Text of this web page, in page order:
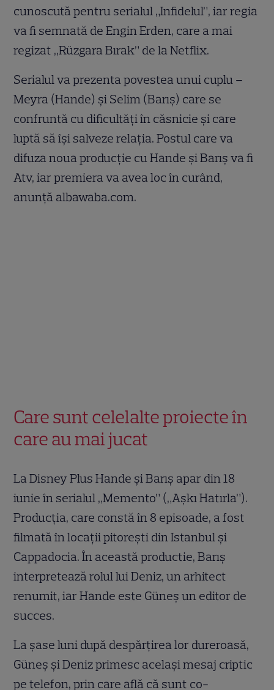
cunoscută pentru serialul „Infidelul”, iar regia
va fi semnată de Engin Erden, care a mai
regizat „Rüzgara Bırak” de la Netflix.
Serialul va prezenta povestea unui cuplu –
Meyra (Hande) și Selim (Barış) care se
confruntă cu dificultăți în căsnicie și care
luptă să își salveze relația. Postul care va
difuza noua producție cu Hande și Barış va fi
Atv, iar premiera va avea loc în curând,
anunță albawaba.com.
Care sunt celelalte proiecte în
care au mai jucat
La Disney Plus Hande și Barış apar din 18
iunie în serialul „Memento” („Aşkı Hatırla”).
Producția, care constă în 8 episoade, a fost
filmată în locații pitorești din Istanbul și
Cappadocia. În această productie, Barış
interpretează rolul lui Deniz, un arhitect
renumit, iar Hande este Güneș un editor de
succes.
La șase luni după despărțirea lor dureroasă,
Güneș și Deniz primesc același mesaj criptic
pe telefon, prin care află că sunt co-